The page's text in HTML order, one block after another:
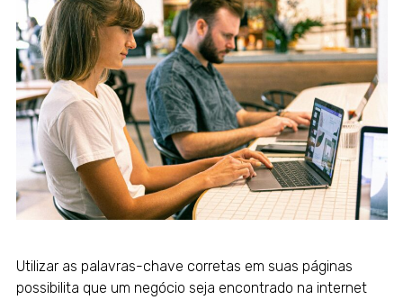
Utilizar as palavras-chave corretas em suas páginas
possibilita que um negócio seja encontrado na internet